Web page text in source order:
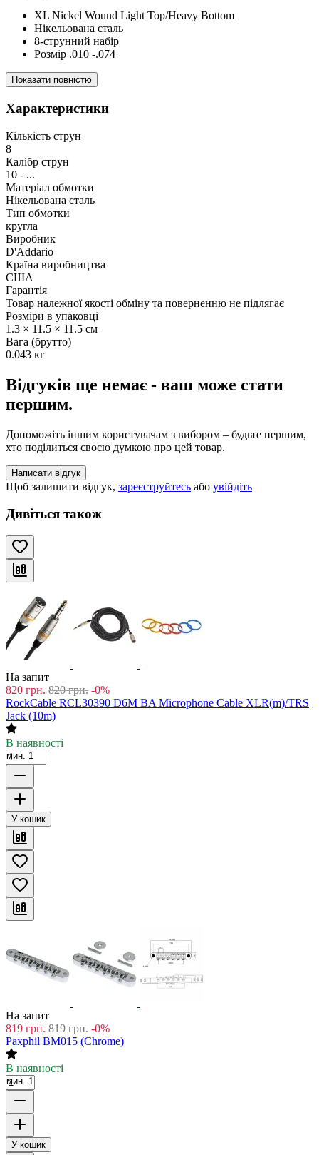
XL Nickel Wound Light Top/Heavy Bottom
Нікельована сталь
8-струнний набір
Розмір .010 -.074
Показати повністю
Характеристики
Кількість струн
8
Калібр струн
10 - ...
Матеріал обмотки
Нікельована сталь
Тип обмотки
кругла
Виробник
D'Addario
Країна виробництва
США
Гарантія
Товар належної якості обміну та поверненню не підлягає
Розміри в упаковці
1.3 × 11.5 × 11.5 см
Вага (брутто)
0.043 кг
Відгуків ще немає - ваш може стати
першим.
Допоможіть іншим користувачам з вибором – будьте першим,
хто поділиться своєю думкою про цей товар.
Написати відгук
Щоб залишити відгук, зареєструйтесь або увійдіть
Дивіться також
На запит
820 грн. 820 грн. -0%
RockCable RCL30390 D6M BA Microphone Cable XLR(m)/TRS
Jack (10m)
В наявності
мин. 1
У кошик
На запит
819 грн. 819 грн. -0%
Paxphil BM015 (Chrome)
В наявності
мин. 1
У кошик